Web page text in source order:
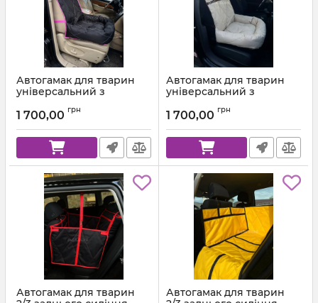
Автогамак для тварин
універсальний з
Малинова стропа
1 700,00 грн
Автогамак для тварин
універсальний з
Коричнева стропа
1 700,00 грн
Автогамак для тварин
Автогамак для тварин